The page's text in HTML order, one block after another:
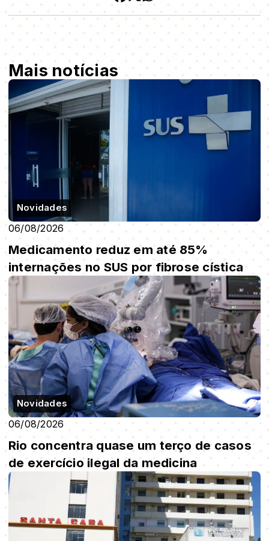
Mais notícias
Novidades
06/08/2026
Medicamento reduz em até 85%
internações no SUS por fibrose cística
Novidades
06/08/2026
Rio concentra quase um terço de casos
de exercício ilegal da medicina